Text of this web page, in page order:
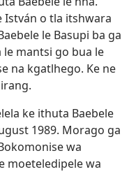
István o tla itshwara
le Basupi ba ga
le mantsi go bua le
na kgatlhego. Ke ne
ke ithuta Baebele
1989. Morago ga
wa
moeteledipele wa